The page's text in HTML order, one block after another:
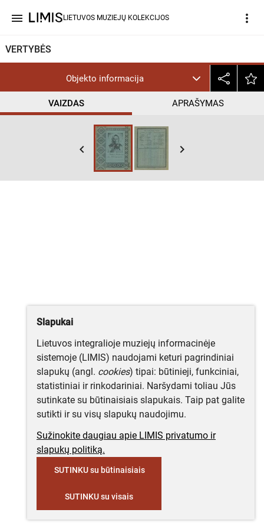
menu LIETUVOS MUZIEJŲ KOLEKCIJOS more_vert
VERTYBĖS
Objekto informacija
VAIZDAS APRAŠYMAS
keyboard_arrow_left keyboard_arrow_right
Slapukai
Lietuvos integralioje muziejų informacinėje
sistemoje (LIMIS) naudojami keturi pagrindiniai
slapukų (angl. cookies) tipai: būtinieji, funkciniai,
statistiniai ir rinkodariniai. Naršydami toliau Jūs
sutinkate su būtinaisiais slapukais. Taip pat galite
sutikti ir su visų slapukų naudojimu.
Sužinokite daugiau apie LIMIS privatumo ir
slapukų politiką.
SUTINKU su būtinaisiais
SUTINKU su visais